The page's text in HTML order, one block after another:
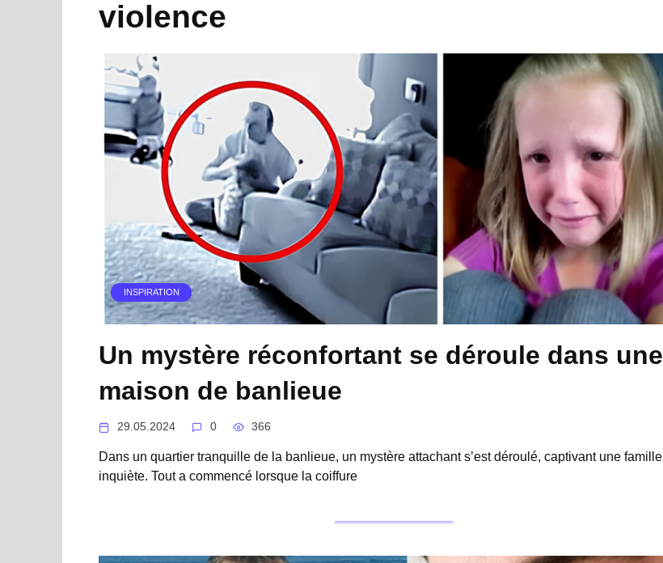
violence
INSPIRATION
Un mystère réconfortant se déroule dans une
maison de banlieue
29.05.2024 0 366
Dans un quartier tranquille de la banlieue, un mystère attachant s’est déroulé, captivant une famille
inquiète. Tout a commencé lorsque la coiffure